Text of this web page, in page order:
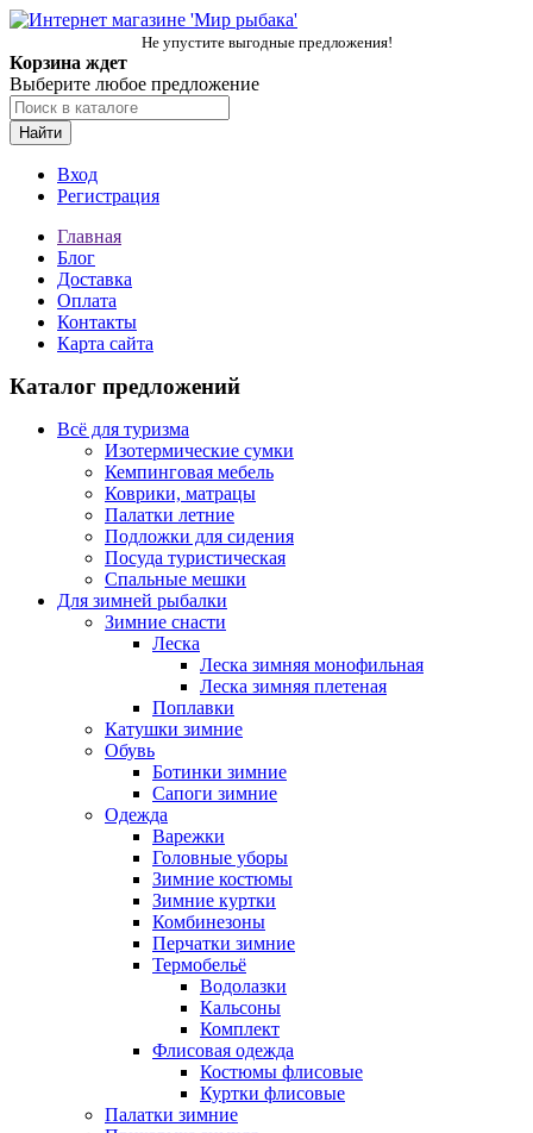
Не упустите выгодные предложения!
Корзина ждет
Выберите любое предложение
Найти
Вход
Регистрация
Главная
Блог
Доставка
Оплата
Контакты
Карта сайта
Каталог предложений
Всё для туризма
Изотермические сумки
Кемпинговая мебель
Коврики, матрацы
Палатки летние
Подложки для сидения
Посуда туристическая
Спальные мешки
Для зимней рыбалки
Зимние снасти
Леска
Леска зимняя монофильная
Леска зимняя плетеная
Поплавки
Катушки зимние
Обувь
Ботинки зимние
Сапоги зимние
Одежда
Варежки
Головные уборы
Зимние костюмы
Зимние куртки
Комбинезоны
Перчатки зимние
Термобельё
Водолазки
Кальсоны
Комплект
Флисовая одежда
Костюмы флисовые
Куртки флисовые
Палатки зимние